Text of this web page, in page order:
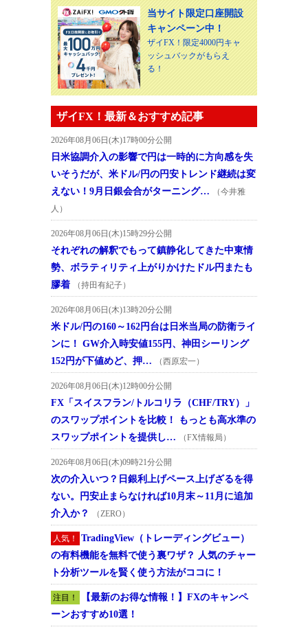
当サイト限定口座開設
キャンペーン中！
ザイFX！限定4000円キャ
ッシュバックがもらえ
る！
ザイFX！最新＆おすすめ記事
2026年08月06日(木)17時00分公開
日米協調介入の影響で円は一時的に方向感を失
いそうだが、米ドル/円の円安トレンド継続は変
えない！9月日銀会合がターニング…
（今井雅
人）
2026年08月06日(木)15時29分公開
それぞれの解釈でもって鎮静化してきた中東情
勢、ボラティリティ上がりかけたドル円またも
膠着
（持田有紀子）
2026年08月06日(木)13時20分公開
米ドル/円の160～162円台は日米当局の防衛ライ
ンに！ GW介入時安値155円、神田シーリング
152円が下値めど、押…
（西原宏一）
2026年08月06日(木)12時00分公開
FX「スイスフラン/トルコリラ（CHF/TRY）」
のスワップポイントを比較！ もっとも高水準の
スワップポイントを提供し…
（FX情報局）
2026年08月06日(木)09時21分公開
次の介入いつ？日銀利上げペース上げざるを得
ない。円安止まらなければ10月末～11月に追加
介入か？
（ZERO）
人気！
TradingView（トレーディングビュー）
の有料機能を無料で使う裏ワザ？ 人気のチャー
ト分析ツールを賢く使う方法がココに！
注目！
【最新のお得な情報！】FXのキャンペ
ーンおすすめ10選！